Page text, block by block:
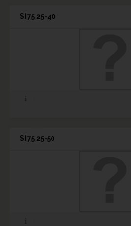
SI 75 25-40
SI 75 25-50